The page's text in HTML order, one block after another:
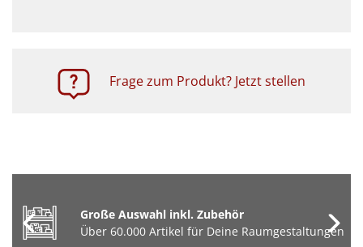
Frage zum Produkt? Jetzt stellen
Große Auswahl inkl. Zubehör
Über 60.000 Artikel für Deine Raumgestaltungen